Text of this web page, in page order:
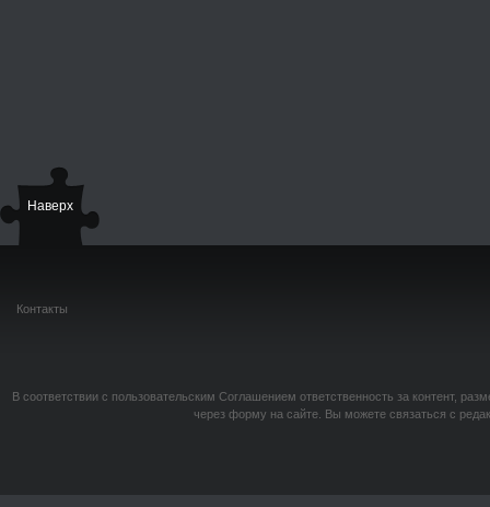
Наверх
Контакты
В соответствии с пользовательским Соглашением ответственность за контент,
через форму на сайте. Вы можете связаться с